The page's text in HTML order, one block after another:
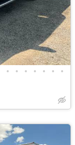
• • • • • • •